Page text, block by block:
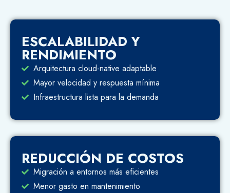
ESCALABILIDAD Y
RENDIMIENTO
Arquitectura cloud-native adaptable
Mayor velocidad y respuesta mínima
Infraestructura lista para la demanda
REDUCCIÓN DE COSTOS
Migración a entornos más eficientes
Menor gasto en mantenimiento